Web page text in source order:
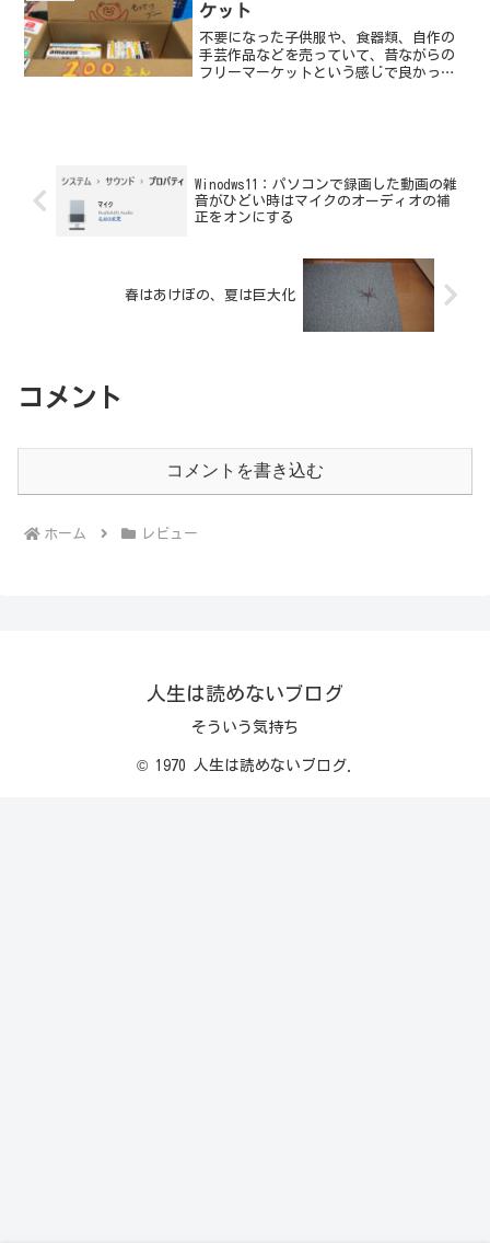
ケット
不要になった子供服や、食器類、自作の
手芸作品などを売っていて、昔ながらの
フリーマーケットという感じで良かっ
Winodws11：パソコンで録画した動画の雑
音がひどい時はマイクのオーディオの補
正をオンにする
春はあけぼの、夏は巨大化
コメント
コメントを書き込む
ホーム レビュー
人生は読めないブログ
そういう気持ち
© 1970 人生は読めないブログ.